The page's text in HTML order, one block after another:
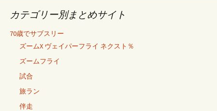
カテゴリー別まとめサイト
70歳でサブスリー
ズームX ヴェイパーフライ ネクスト％
ズームフライ
試合
旅ラン
伴走